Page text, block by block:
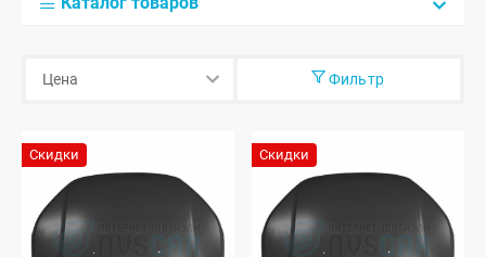
Фильтр
Скидки Скидки